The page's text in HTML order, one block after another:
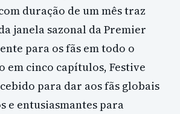
duração de um mês traz
janela sazonal da Premier
para os fãs em todo o
em cinco capítulos, Festive
para dar aos fãs globais
e entusiasmantes para